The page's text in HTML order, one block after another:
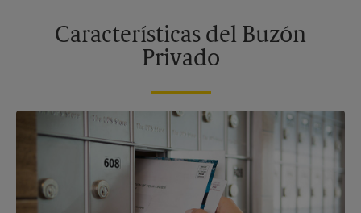
Características del Buzón
Privado